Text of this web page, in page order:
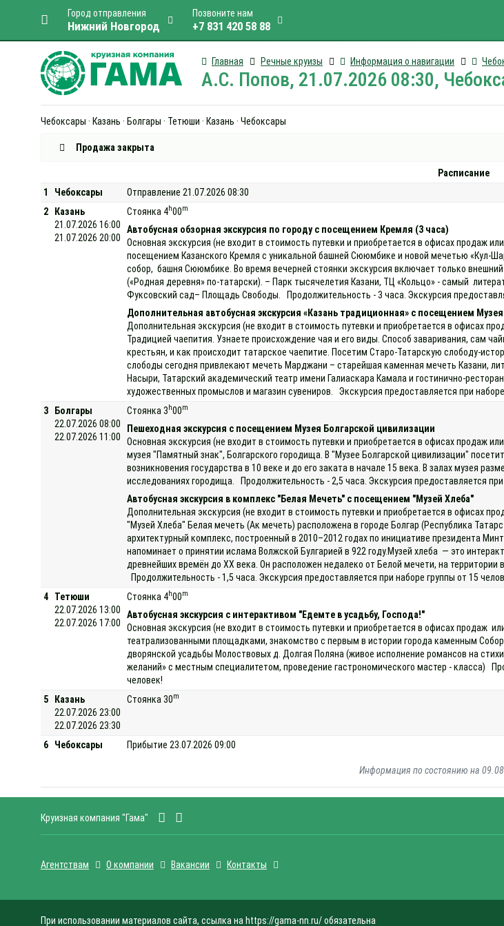
Город отправления
Нижний Новгород
Позвоните нам
+7 831 420 58 88
Главная Речные круизы Информация о навигации
А.С. Попов, 21.07.2026 08:30,
Чебоксары · Казань · Болгары · Тетюши · Казань · Чебоксары
Продажа закрыта
Расписание
1
Чебоксары
Отправление 21.07.2026 08:30
2
Казань
21.07.2026 16:00
21.07.2026 20:00
Стоянка 4h00m
Автобусная обзорная экскурсия по городу с посещением Кремля (3 часа)
Основная экскурсия (не входит в стоимость путевки и приобретается в офисах продаж
посещением Казанского Кремля с уникальной башней Сююмбике и новой мечетью «Кул-
собор, башня Сююмбике. Во время вечерней стоянки экскурсия включает только
(«Родная деревня» по-татарски). – Парк тысячелетия Казани, ТЦ «Кольцо» - самый
Фуксовский сад– Площадь Свободы. Продолжительность - 3 часа. Экскурсия
Дополнительная автобусная экскурсия «Казань традиционная» с посещением
Дополнительная экскурсия (не входит в стоимость путевки и приобретается в офисах
Традицией чаепития. Узнаете происхождение чая и его виды. Способ заваривания, сам
крестьян, и как происходит татарское чаепитие. Посетим Старо-Татарскую слободу-
слободы сегодня привлекают мечеть Марджани – старейшая каменная мечеть Казани,
Насыри, Татарский академический театр имени Галиаскара Камала и гостинично-
художественных промыслов и магазин сувениров. Экскурсия предоставляется при
3
Болгары
22.07.2026 08:00
22.07.2026 11:00
Стоянка 3 h00m
Пешеходная экскурсия с посещением Музея Болгарской цивилизации
Основная экскурсия (не входит в стоимость путевки и приобретается в офисах продаж
музея "Памятный знак", Болгарского городища. В "Музее Болгарской цивилизации"
возникновения государства в 10 веке и до его заката в начале 15 века. В залах музея
исследованиях городища. Продолжительность - 2,5 часа. Экскурсия предоставляется
Автобусная экскурсия в комплекс "Белая Мечеть" с посещением "Музей Хлеба"
Дополнительная экскурсия (не входит в стоимость путевки и приобретается в офисах
"Музей Хлеба" Белая мечеть (Ак мечеть) расположена в городе Болгар (Республика
архитектурный комплекс, построенный в 2010–2012 годах по инициативе президента
напоминает о принятии ислама Волжской Булгарией в 922 году.Музей хлеба — это
древнейших времён до XX века. Он расположен недалеко от Белой мечети, на территории
Продолжительность - 1,5 часа. Экскурсия предоставляется при наборе группы от 15
4
Тетюши
22.07.2026 13:00
22.07.2026 17:00
Стоянка 4h00m
Автобусная экскурсия с интерактивом "Едемте в усадьбу, Господа!"
Основная экскурсия (не входит в стоимость путевки и приобретается в офисах продаж
театрализованными площадками, знакомство с первым в истории города каменным
дворянской усадьбы Молоствовых д. Долгая Поляна (живое исполнение романсов на
желаний» с местным специалитетом, проведение гастрономического мастер - класса)
человек!
5
Казань
22.07.2026 23:00
22.07.2026 23:30
Стоянка 30m
6 Чебоксары Прибытие 23.07.2026 09:00
Информация по состоянию на
Круизная компания "Гама"
Агентствам О компании Вакансии Контакты
При использовании материалов сайта, ссылка на https://gama-nn.ru/ обязательна